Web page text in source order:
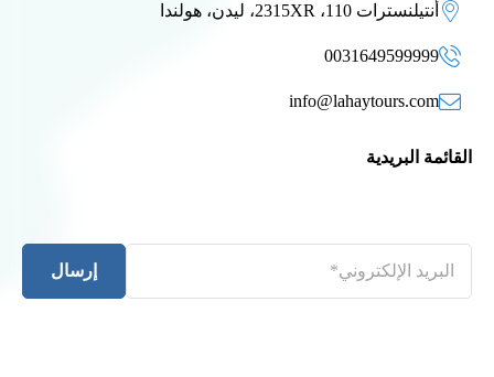
أنتيلنسترات 110، 2315XR، ليدن، هولندا
0031649599999
info@lahaytours.com
القائمة البريدية
إرسال